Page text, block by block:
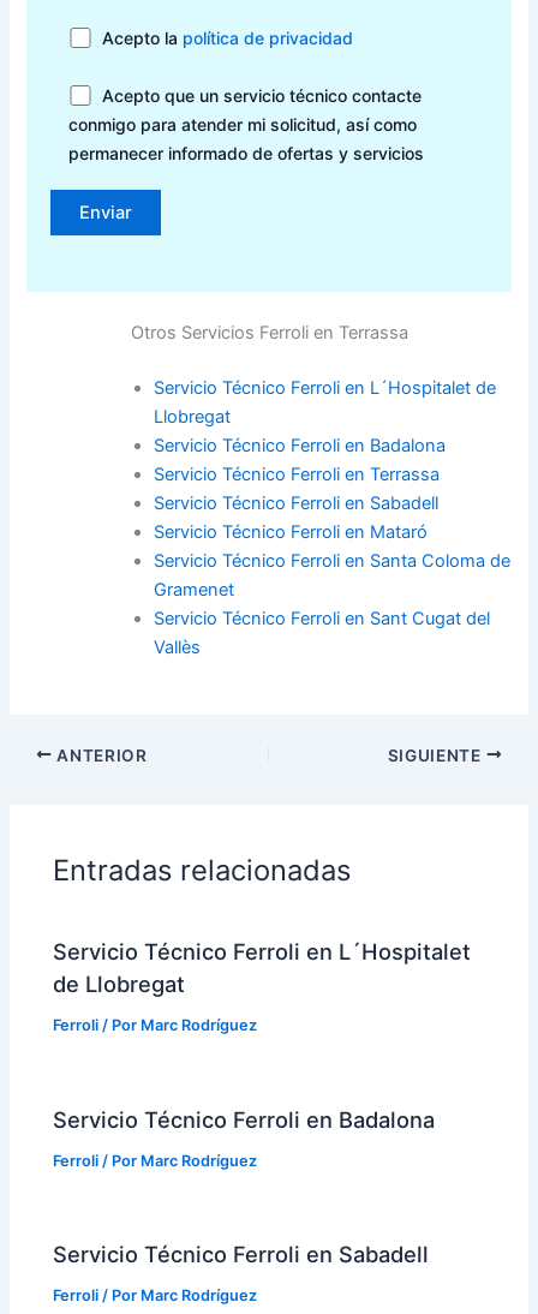
Acepto la política de privacidad
Acepto que un servicio técnico contacte
conmigo para atender mi solicitud, así como
permanecer informado de ofertas y servicios
Otros Servicios Ferroli en Terrassa
Servicio Técnico Ferroli en L´Hospitalet de
Llobregat
Servicio Técnico Ferroli en Badalona
Servicio Técnico Ferroli en Terrassa
Servicio Técnico Ferroli en Sabadell
Servicio Técnico Ferroli en Mataró
Servicio Técnico Ferroli en Santa Coloma de
Gramenet
Servicio Técnico Ferroli en Sant Cugat del
Vallès
ANTERIOR SIGUIENTE
Entradas relacionadas
Servicio Técnico Ferroli en L´Hospitalet
de Llobregat
Ferroli / Por Marc Rodríguez
Servicio Técnico Ferroli en Badalona
Ferroli / Por Marc Rodríguez
Servicio Técnico Ferroli en Sabadell
Ferroli / Por Marc Rodríguez